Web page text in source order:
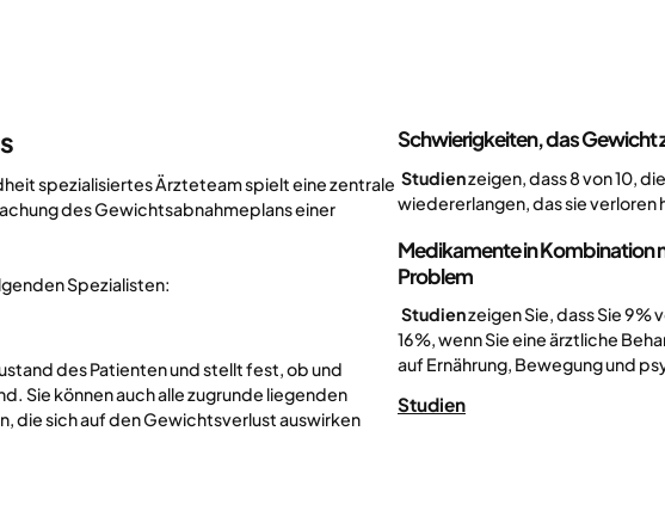
spezialisiertes Ärzteteam spielt eine zentrale
des Gewichtsabnahmeplans einer
Spezialisten:
des Patienten und stellt fest, ob und
Sie können auch alle zugrunde liegenden
die sich auf den Gewichtsverlust auswirken
Schwierigkeiten, das Gewicht
‍ Studienzeigen, dass 8 von 10,
wiedererlangen, das sie verloren
Medikamentein Kombination
Problem
‍ Studienzeigen Sie, dass Sie 9%
16%, wenn Sie eine ärztliche
auf Ernährung, Bewegung und
Studien